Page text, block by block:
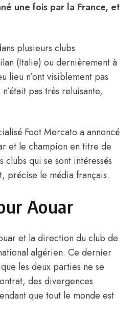
une fois par la France, et
plusieurs clubs
(Italie) ou dernièrement à
lieu n’ont visiblement pas
pas très reluisante,
Foot Mercato a annoncé
et le champion en titre de
qui se sont intéressés
précise le média français.
Aouar
et la direction du club de
algérien. Ce dernier
les deux parties ne se
des divergences
que tout le monde est